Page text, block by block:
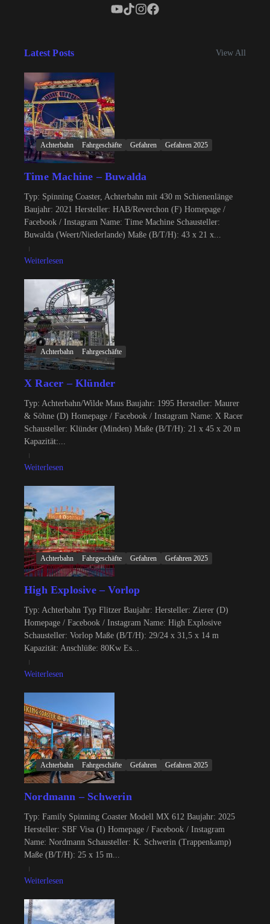
Latest Posts View All
Achterbahn Fahrgeschäfte Gefahren Gefahren 2025
Time Machine – Buwalda
Typ: Spinning Coaster, Achterbahn mit 430 m Schienenlänge
Baujahr: 2021 Hersteller: HAB/Reverchon (F) Homepage /
Facebook / Instagram Name: Time Machine Schausteller:
Buwalda (Weert/Niederlande) Maße (B/T/H): 43 x 21 x...
Weiterlesen
Achterbahn Fahrgeschäfte
X Racer – Klünder
Typ: Achterbahn/Wilde Maus Baujahr: 1995 Hersteller: Maurer
& Söhne (D) Homepage / Facebook / Instagram Name: X Racer
Schausteller: Klünder (Minden) Maße (B/T/H): 21 x 45 x 20 m
Kapazität:...
Weiterlesen
Achterbahn Fahrgeschäfte Gefahren Gefahren 2025
High Explosive – Vorlop
Typ: Achterbahn Typ Flitzer Baujahr: Hersteller: Zierer (D)
Homepage / Facebook / Instagram Name: High Explosive
Schausteller: Vorlop Maße (B/T/H): 29/24 x 31,5 x 14 m
Kapazität: Anschlüße: 80Kw Es...
Weiterlesen
Achterbahn Fahrgeschäfte Gefahren Gefahren 2025
Nordmann – Schwerin
Typ: Family Spinning Coaster Modell MX 612 Baujahr: 2025
Hersteller: SBF Visa (I) Homepage / Facebook / Instagram
Name: Nordmann Schausteller: K. Schwerin (Trappenkamp)
Maße (B/T/H): 25 x 15 m...
Weiterlesen